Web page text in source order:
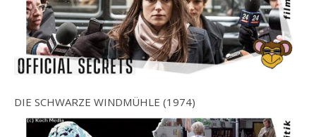
DIE SCHWARZE WINDMÜHLE (1974)